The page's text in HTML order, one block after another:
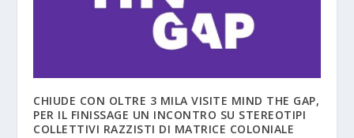
CHIUDE CON OLTRE 3 MILA VISITE MIND THE GAP,
PER IL FINISSAGE UN INCONTRO SU STEREOTIPI
COLLETTIVI RAZZISTI DI MATRICE COLONIALE